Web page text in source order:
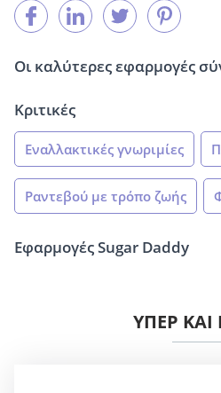
Οι καλύτερες εφαρμογές
Κριτικές
Εναλλακτικές γνωριμίες
Ραντεβού με τρόπο ζωής
Εφαρμογές Sugar Daddy
ΥΠΈΡ ΚΑΙ